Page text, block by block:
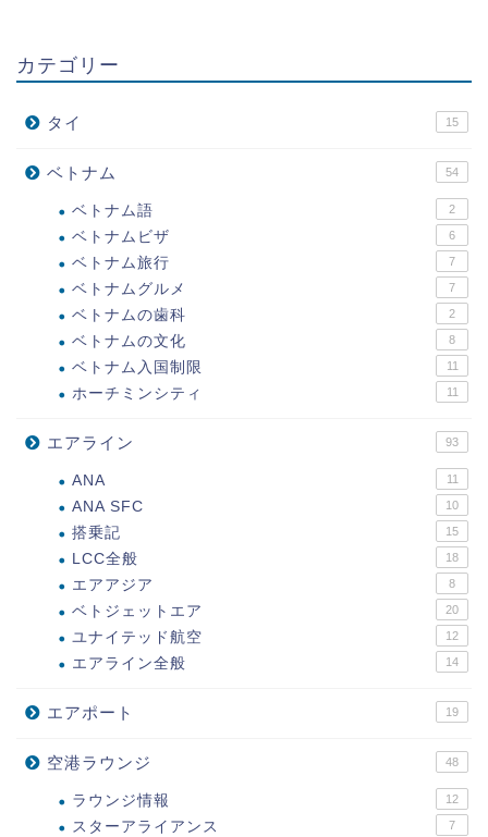
カテゴリー
タイ 15
ベトナム 54
ベトナム語 2
ベトナムビザ 6
ベトナム旅行 7
ベトナムグルメ 7
ベトナムの歯科 2
ベトナムの文化 8
ベトナム入国制限 11
ホーチミンシティ 11
エアライン 93
ANA 11
ANA SFC 10
搭乗記 15
LCC全般 18
エアアジア 8
ベトジェットエア 20
ユナイテッド航空 12
エアライン全般 14
エアポート 19
空港ラウンジ 48
ラウンジ情報 12
スターアライアンス 7